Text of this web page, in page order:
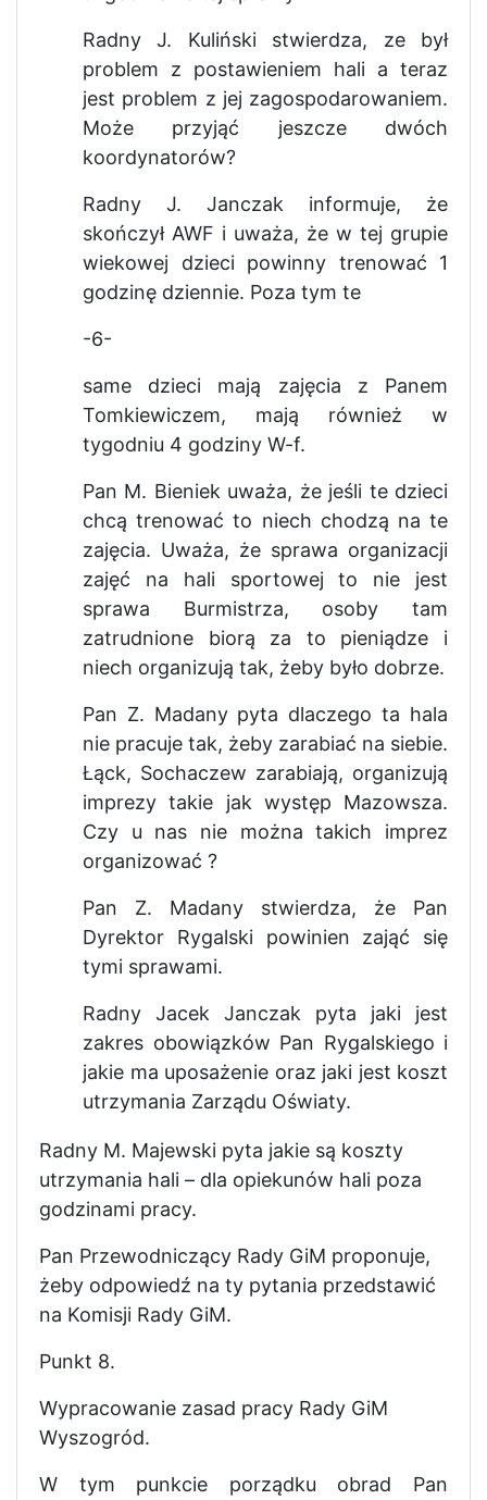
Radny J. Kuliński stwierdza, ze był
problem z postawieniem hali a teraz
jest problem z jej zagospodarowaniem.
Może przyjąć jeszcze dwóch
koordynatorów?
Radny J. Janczak informuje, że
skończył AWF i uważa, że w tej grupie
wiekowej dzieci powinny trenować 1
godzinę dziennie. Poza tym te
-6-
same dzieci mają zajęcia z Panem
Tomkiewiczem, mają również w
tygodniu 4 godziny W-f.
Pan M. Bieniek uważa, że jeśli te dzieci
chcą trenować to niech chodzą na te
zajęcia. Uważa, że sprawa organizacji
zajęć na hali sportowej to nie jest
sprawa Burmistrza, osoby tam
zatrudnione biorą za to pieniądze i
niech organizują tak, żeby było dobrze.
Pan Z. Madany pyta dlaczego ta hala
nie pracuje tak, żeby zarabiać na siebie.
Łąck, Sochaczew zarabiają, organizują
imprezy takie jak występ Mazowsza.
Czy u nas nie można takich imprez
organizować ?
Pan Z. Madany stwierdza, że Pan
Dyrektor Rygalski powinien zająć się
tymi sprawami.
Radny Jacek Janczak pyta jaki jest
zakres obowiązków Pan Rygalskiego i
jakie ma uposażenie oraz jaki jest koszt
utrzymania Zarządu Oświaty.
Radny M. Majewski pyta jakie są koszty
utrzymania hali – dla opiekunów hali poza
godzinami pracy.
Pan Przewodniczący Rady GiM proponuje,
żeby odpowiedź na ty pytania przedstawić
na Komisji Rady GiM.
Punkt 8.
Wypracowanie zasad pracy Rady GiM
Wyszogród.
W tym punkcie porządku obrad Pan